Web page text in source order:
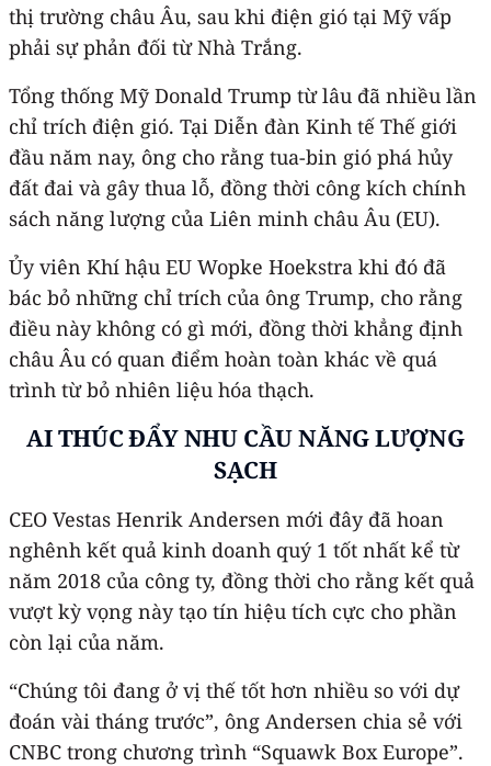
thị trường châu Âu, sau khi điện gió tại Mỹ vấp
phải sự phản đối từ Nhà Trắng.
Tổng thống Mỹ Donald Trump từ lâu đã nhiều lần
chỉ trích điện gió. Tại Diễn đàn Kinh tế Thế giới
đầu năm nay, ông cho rằng tua-bin gió phá hủy
đất đai và gây thua lỗ, đồng thời công kích chính
sách năng lượng của Liên minh châu Âu (EU).
Ủy viên Khí hậu EU Wopke Hoekstra khi đó đã
bác bỏ những chỉ trích của ông Trump, cho rằng
điều này không có gì mới, đồng thời khẳng định
châu Âu có quan điểm hoàn toàn khác về quá
trình từ bỏ nhiên liệu hóa thạch.
AI THÚC ĐẨY NHU CẦU NĂNG LƯỢNG
SẠCH
CEO Vestas Henrik Andersen mới đây đã hoan
nghênh kết quả kinh doanh quý 1 tốt nhất kể từ
năm 2018 của công ty, đồng thời cho rằng kết quả
vượt kỳ vọng này tạo tín hiệu tích cực cho phần
còn lại của năm.
“Chúng tôi đang ở vị thế tốt hơn nhiều so với dự
đoán vài tháng trước”, ông Andersen chia sẻ với
CNBC trong chương trình “Squawk Box Europe”.